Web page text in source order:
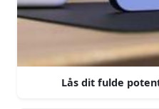
Lås dit fulde